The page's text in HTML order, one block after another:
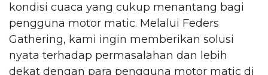
kondisi cuaca yang cukup menantang bagi
pengguna motor matic. Melalui Feders
Gathering, kami ingin memberikan solusi
nyata terhadap permasalahan dan lebih
dekat dengan para pengguna motor matic di